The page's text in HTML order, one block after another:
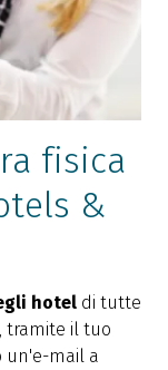
fisica
&
hotel di tutte
tramite il tuo
un'e-mail a